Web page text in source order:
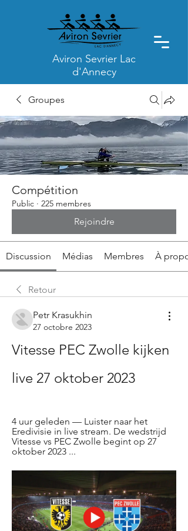
Aviron Sevrier Lac
d'Annecy
Groupes
Compétition
Public · 225 membres
Rejoindre
Discussion Médias Membres À
Retour
Petr Krasukhin
27 octobre 2023
Vitesse PEC Zwolle kijken
live 27 oktober 2023
4 uur geleden — Luister naar het
Eredivisie in live stream. De wedstrijd
Vitesse vs PEC Zwolle begint op 27
oktober 2023 ...